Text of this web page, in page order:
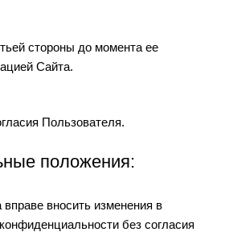
стороны до момента ее
Сайта.
Пользователя.
положения:
вносить изменения в
без согласия